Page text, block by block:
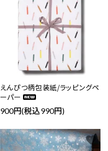
えんぴつ柄包装紙/ラッピングペ
ーパー
900円(税込990円)
favorite